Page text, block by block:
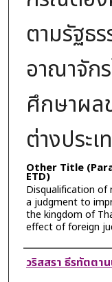
ตามรัฐธ
อาณาจัก
ศึกษาผล
ต่างประเ
Other Title
ETD)
Disqualification of
a judgment to
the kingdom of
effect of foreign
Author
วริสสรา ธีรทัตตา